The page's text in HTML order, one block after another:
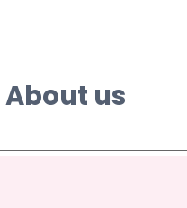
About us